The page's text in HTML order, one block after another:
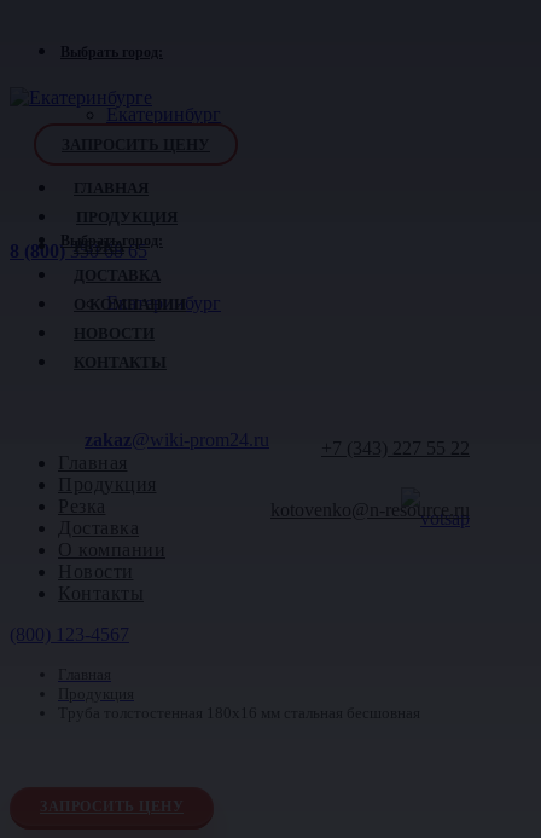
Екатеринбург
8 (800)350 68 65
Выбрать город:
Екатеринбург
zakaz@wiki-prom24.ru
РЕЗКА
ДОСТАВКА
О КОМПАНИИ
Резка
(800) 123-4567
ЗАПРОСИТЬ ЦЕНУ